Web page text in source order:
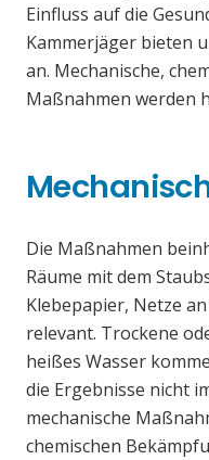
Einfluss auf die
Kammerjäger bieten
an. Mechanische,
Maßnahmen werden
Die Maßnahmen
Räume mit dem
Klebepapier, Netze
relevant. Trockene
heißes Wasser
die Ergebnisse nicht
mechanische
chemischen